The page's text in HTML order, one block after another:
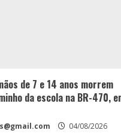
de 7 e 14 anos morrem
da escola na BR-470,
04/08/2026